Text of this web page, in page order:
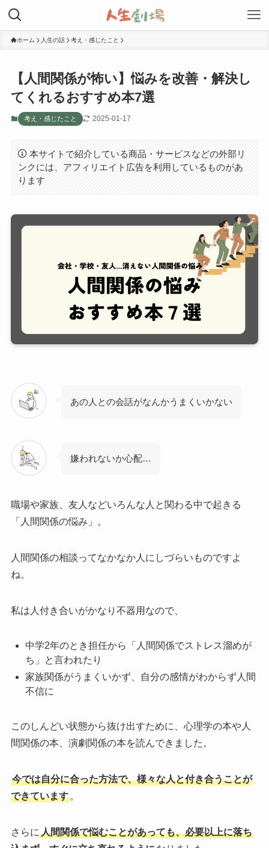
ホーム 人生の話 考え・感じたこと
【人間関係が怖い】悩みを改善・解決し
てくれるおすすめ本7選
考え・感じたこと 2025-01-17
本サイトで紹介している商品・サービスなどの外部リ
ンクには、アフィリエイト広告を利用しているものがあ
ります
あの人との会話がなんかうまくいかない
嫌われないか心配…
職場や家族、友人などいろんな人と関わる中で起きる
「人間関係の悩み」。
人間関係の相談ってなかなか人にしづらいものですよ
ね。
私は人付き合いがかなり不器用なので、
中学2年のとき担任から「人間関係でストレス溜めが
ち」と言われたり
家族関係がうまくいかず、自分の感情がわからず人間
不信に
このしんどい状態から抜け出すために、心理学の本や人
間関係の本、演劇関係の本を読んできました。
今では自分に合った方法で、様々な人と付き合うことが
できています。
さらに 人間関係で悩むことがあっても、必要以上に落ち